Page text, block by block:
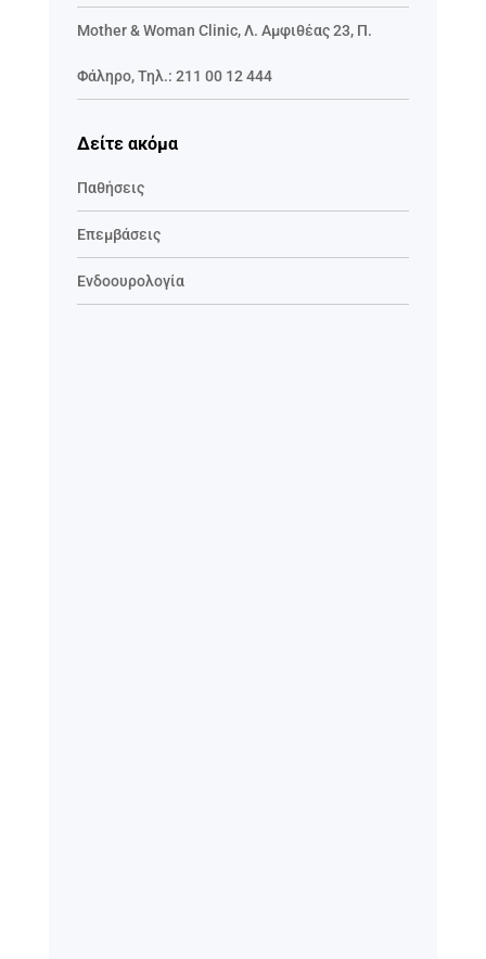
Mother & Woman Clinic,Λ. Αμφιθέας 23, Π.
Φάληρο,Τηλ.: 211 00 12 444
Δείτε ακόμα
Παθήσεις
Επεμβάσεις
Ενδοουρολογία